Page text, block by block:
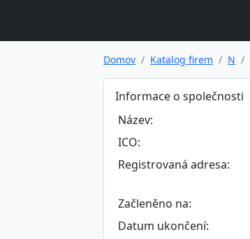
Domov Katalog firem N
Informace o společnosti
Název:
ICO:
Registrovaná adresa:
Začleněno na:
Datum ukončení: